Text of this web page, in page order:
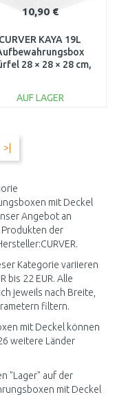
10,90 €
CURVER KAYA 19L
28 × 28 × 28 cm,
AUF LAGER
>|
mit Deckel
Angebot an
der
Kategorie variieren
bis 22 EUR. Alle
jeweils nach Breite,
filtern.
mit Deckel können
weitere Länder
"Lager" auf der
mit Deckel